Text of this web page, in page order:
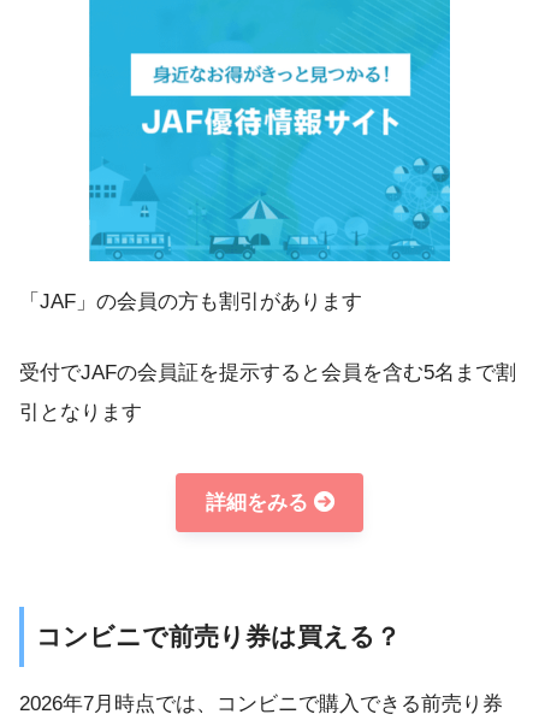
「JAF」の会員の方も割引があります
受付でJAFの会員証を提示すると会員を含む5名まで割
引となります
詳細をみる
コンビニで前売り券は買える？
2026年7月時点では、コンビニで購入できる前売り券